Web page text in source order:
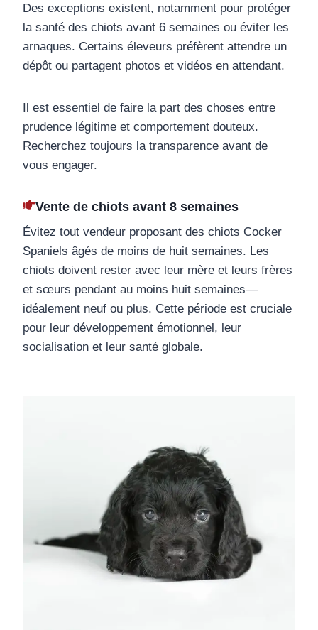
Des exceptions existent, notamment pour protéger
la santé des chiots avant 6 semaines ou éviter les
arnaques. Certains éleveurs préfèrent attendre un
dépôt ou partagent photos et vidéos en attendant.
Il est essentiel de faire la part des choses entre
prudence légitime et comportement douteux.
Recherchez toujours la transparence avant de
vous engager.
Vente de chiots avant 8 semaines
Évitez tout vendeur proposant des chiots Cocker
Spaniels âgés de moins de huit semaines. Les
chiots doivent rester avec leur mère et leurs frères
et sœurs pendant au moins huit semaines—
idéalement neuf ou plus. Cette période est cruciale
pour leur développement émotionnel, leur
socialisation et leur santé globale.